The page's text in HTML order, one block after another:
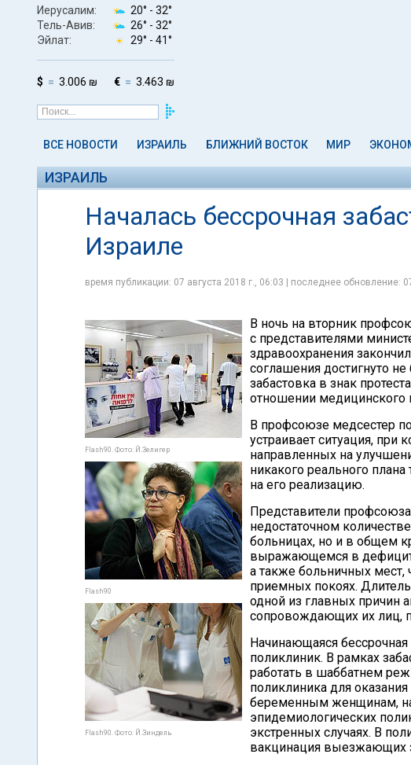
Иерусалим: 20° - 32°
Тель-Авив:
26° - 32°
Эйлат:
29° - 41°
$ 3.006 ₪ € 3.463 ₪
ВСЕ НОВОСТИ ИЗРАИЛЬ БЛИЖНИЙ ВОСТОК МИР
ИЗРАИЛЬ
Началась бессрочная
Израиле
время публикации: 07 августа 2018 г., 06:03 | последнее обновление:
Flash90. Фото: Й.Зелигер
Flash90
Flash90. Фото: Й.Зиндель
В ночь на вторник
с представителями
здравоохранения
соглашения достигнуто не
забастовка в знак
отношении медицинского
В профсоюзе медсестер
устраивает ситуация,
направленных на
никакого реального
на его реализацию.
Представители
недостаточном
больницах, но и в общем
выражающемся в
а также больничных мест,
приемных покоях.
одной из главных причин
сопровождающих их лиц,
Начинающаяся бессрочная
поликлиник. В рамках
работать в шаббатнем
поликлиника для
беременным женщинам,
эпидемиологических
экстренных случаях. В
вакцинация выезжающих